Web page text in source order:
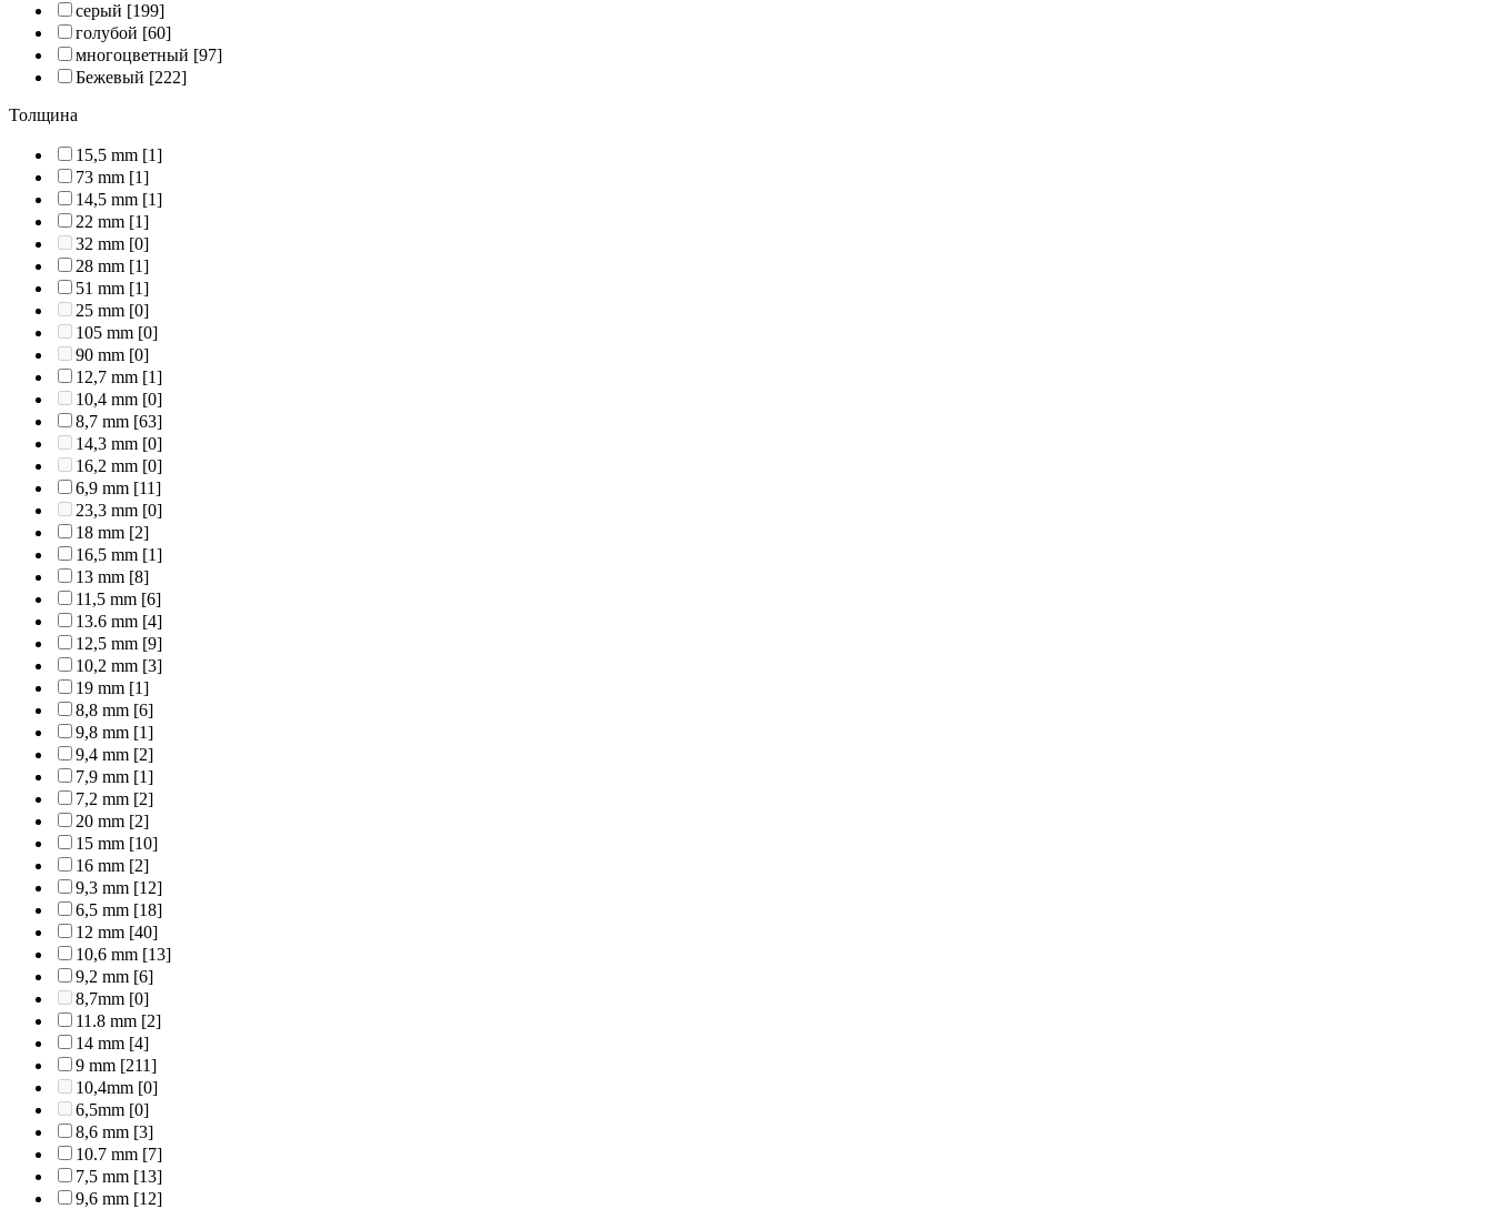
серый [199]
голубой [60]
многоцветный [97]
Бежевый [222]
Толщина
15,5 mm [1]
73 mm [1]
14,5 mm [1]
22 mm [1]
32 mm [0]
28 mm [1]
51 mm [1]
25 mm [0]
105 mm [0]
90 mm [0]
12,7 mm [1]
10,4 mm [0]
8,7 mm [63]
14,3 mm [0]
16,2 mm [0]
6,9 mm [11]
23,3 mm [0]
18 mm [2]
16,5 mm [1]
13 mm [8]
11,5 mm [6]
13.6 mm [4]
12,5 mm [9]
10,2 mm [3]
19 mm [1]
8,8 mm [6]
9,8 mm [1]
9,4 mm [2]
7,9 mm [1]
7,2 mm [2]
20 mm [2]
15 mm [10]
16 mm [2]
9,3 mm [12]
6,5 mm [18]
12 mm [40]
10,6 mm [13]
9,2 mm [6]
8,7mm [0]
11.8 mm [2]
14 mm [4]
9 mm [211]
10,4mm [0]
6,5mm [0]
8,6 mm [3]
10.7 mm [7]
7,5 mm [13]
9,6 mm [12]